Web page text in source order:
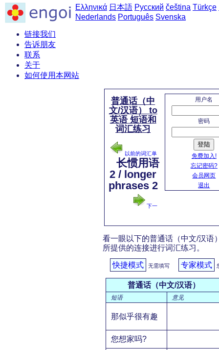
Ελληνικά 日本語 Русский čeština Türkçe
Nederlands Português Svenska
链接我们
告诉朋友
联系
关于
如何使用本网站
用户名
密码
登陆
免费加入!
忘记密码?
会员网页
退出
普通话（中
文/汉语） to
英语 短语和
词汇练习
以前的词汇单
长惯用语
2 / longer
phrases 2
下一
看一眼以下的普通话（中文/汉语
所提供的连接进行词汇练习。
快捷模式 无需填写 专家模式
普通话（中文/汉语）
短语 意见
那似乎很有趣
您想家吗?